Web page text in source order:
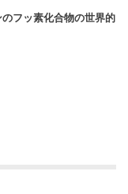
フッ素化合物の世界的